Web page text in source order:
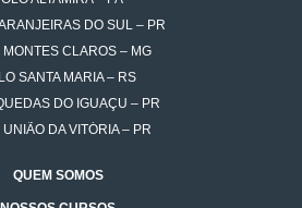
DO SUL – PR
MONTES CLAROS – MG
SANTA MARIA – RS
DO IGUAÇU – PR
UNIÃO DA VITÓRIA – PR
QUEM SOMOS